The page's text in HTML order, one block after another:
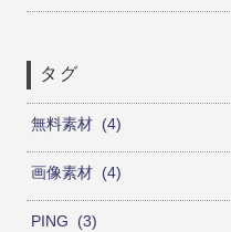
タグ
無料素材 4
画像素材 4
PING 3